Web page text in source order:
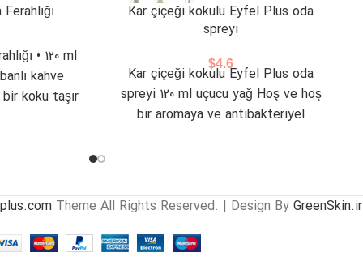
• 120 ml
kahve
koku taşır
Kar çiçeği kokulu Eyfel Plus oda
spreyi
$4.6
Kar çiçeği kokulu Eyfel Plus oda
spreyi 120 ml uçucu yağ Hoş ve hoş
bir aromaya ve antibakteriyel
Theme All Rights Reserved. | Design By GreenSkin.ir